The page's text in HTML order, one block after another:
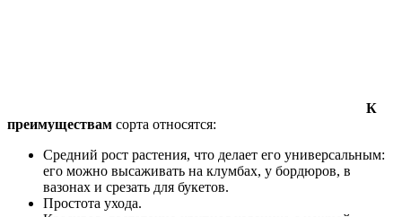
К
преимуществам сорта относятся:
Средний рост растения, что делает его универсальным:
его можно высаживать на клумбах, у бордюров, в
вазонах и срезать для букетов.
Простота ухода.